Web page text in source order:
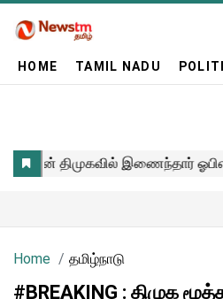
HOME TAMIL NADU
Home தமிழ்நாடு
#BREAKING : திமுக